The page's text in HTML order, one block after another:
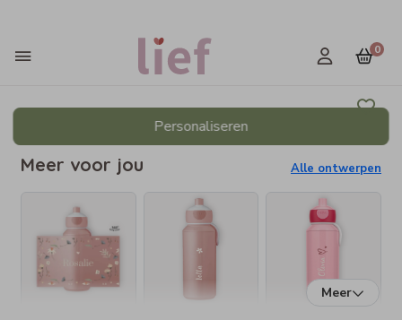
0
Personaliseren
Meer voor jou Alle ontwerpen
Meer